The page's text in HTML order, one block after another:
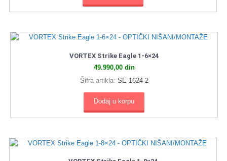
VORTEX Strike Eagle 1‑6×24
49.990,00 din
Šifra artikla: SE‑1624‑2
Dodaj u korpu